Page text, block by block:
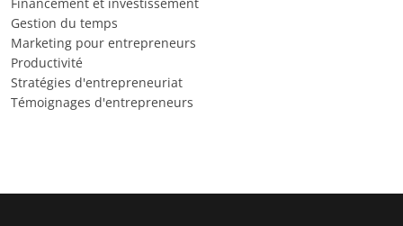
Gestion du temps
Marketing pour entrepreneurs
Productivité
Stratégies d'entrepreneuriat
Témoignages d'entrepreneurs